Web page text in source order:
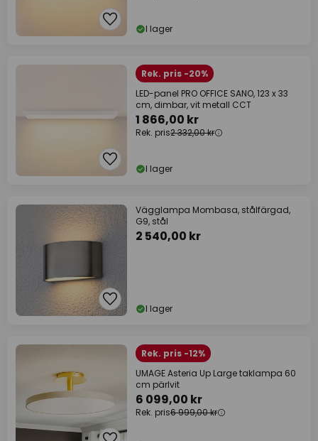
I lager
Rek. pris -20%
LED-panel PRO OFFICE SANO, 123 x 33
cm, dimbar, vit metall CCT
1 866,00 kr
Rek. pris2 332,00 kr
I lager
Vägglampa Mombasa, stålfärgad,
G9, stål
2 540,00 kr
I lager
Rek. pris -12%
UMAGE Asteria Up Large taklampa 60
cm pärlvit
6 099,00 kr
Rek. pris6 999,00 kr